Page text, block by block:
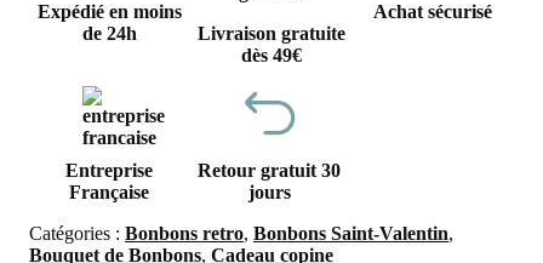
Expédié en moins
de 24h
Livraison gratuite
dès 49€
Achat sécurisé
Entreprise
Française
Retour gratuit 30
jours
Catégories : Bonbons retro, Bonbons Saint-Valentin,
Bouquet de Bonbons, Cadeau copine